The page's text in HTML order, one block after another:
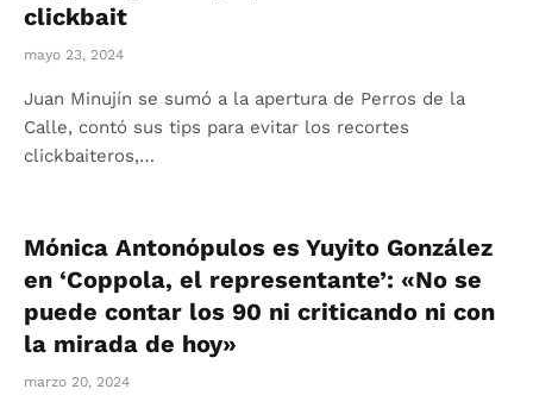
clickbait
mayo 23, 2024
Juan Minujín se sumó a la apertura de Perros de la
Calle, contó sus tips para evitar los recortes
clickbaiteros,…
Mónica Antonópulos es Yuyito González
en ‘Coppola, el representante’: «No se
puede contar los 90 ni criticando ni con
la mirada de hoy»
marzo 20, 2024